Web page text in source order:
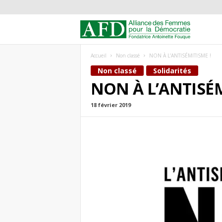
i
a
e
Accueil Non classé NON À L’ANTISÉMITISME !
Non classé Solidarités
NON À
18 février 2019